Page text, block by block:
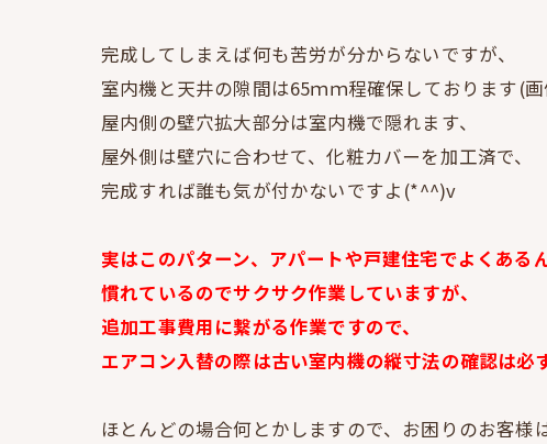
完成してしまえば何も苦労が分からないですが、
室内機と天井の隙間は65ｍｍ程確保しております(
屋内側の壁穴拡大部分は室内機で隠れます、
屋外側は壁穴に合わせて、化粧カバーを加工済で、
完成すれば誰も気が付かないですよ(*^^)v
実はこのパターン、アパートや戸建住宅でよくある
慣れているのでサクサク作業していますが、
追加工事費用に繋がる作業ですので、
エアコン入替の際は古い室内機の縦寸法の確認は必
ほとんどの場合何とかしますので、お困りのお客